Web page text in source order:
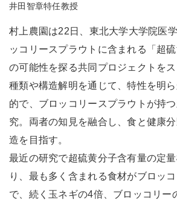
井田智章特任教授
村上農園は22日、東北大学大学院医
ッコリースプラウトに含まれる「超
の可能性を探る共同プロジェクトを
種類や構造解明を通じて、特性を明
的で、ブロッコリースプラウトが持
究。両者の知見を融合し、食と健康
造を目指す。
最近の研究で超硫黄分子含有量の定
り、最も多く含まれる食材がブロッ
で、続く玉ネギの4倍、ブロッコリー